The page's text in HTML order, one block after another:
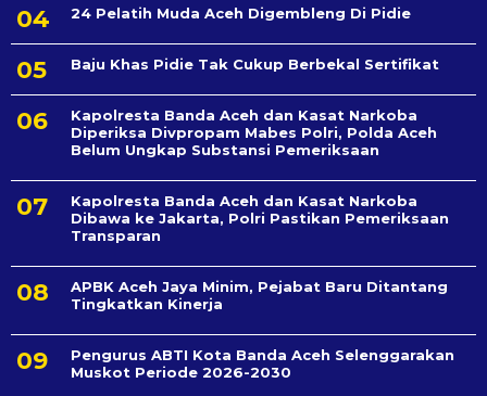
24 Pelatih Muda Aceh Digembleng Di Pidie
Baju Khas Pidie Tak Cukup Berbekal Sertifikat
Kapolresta Banda Aceh dan Kasat Narkoba
Diperiksa Divpropam Mabes Polri, Polda Aceh
Belum Ungkap Substansi Pemeriksaan
Kapolresta Banda Aceh dan Kasat Narkoba
Dibawa ke Jakarta, Polri Pastikan Pemeriksaan
Transparan
APBK Aceh Jaya Minim, Pejabat Baru Ditantang
Tingkatkan Kinerja
Pengurus ABTI Kota Banda Aceh Selenggarakan
Muskot Periode 2026-2030